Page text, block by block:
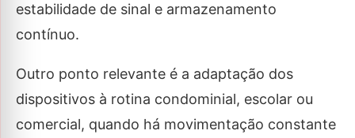
estabilidade de sinal e armazenamento
contínuo.
Outro ponto relevante é a adaptação dos
dispositivos à rotina condominial, escolar ou
comercial, quando há movimentação constante